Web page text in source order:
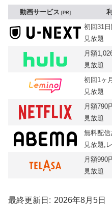
動画サービス PR
初回31
見放題
月額
見放題
初回1ヶ
見放題
月額790
見放題
無料配信
見放題,
月額990
見放題
最終更新日 2026年8月5日